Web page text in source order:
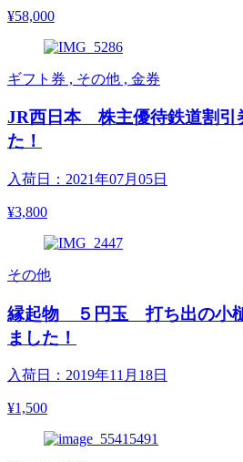
¥58,000
ギフト券 , その他 , 金券
JR西日本 株主優待鉄道割
た！
入荷日：2021年07月05日
¥3,800
その他
縁起物 ５円玉 打ち出の小
ました！
入荷日：2019年11月18日
¥1,500